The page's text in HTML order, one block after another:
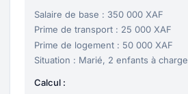
Salaire de base : 350 000 XAF
Prime de transport : 25 000 XAF
Prime de logement : 50 000 XAF
Situation : Marié, 2 enfants à charge
Calcul :